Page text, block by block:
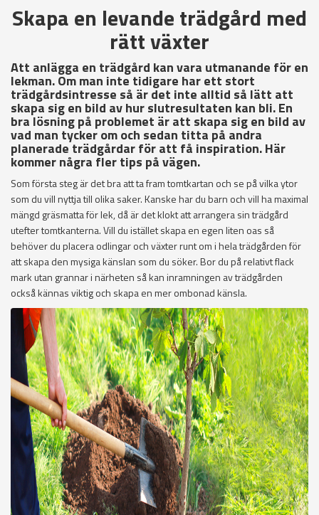
Skapa en levande trädgård med
rätt växter
Att anlägga en trädgård kan vara utmanande för en
lekman. Om man inte tidigare har ett stort
trädgårdsintresse så är det inte alltid så lätt att
skapa sig en bild av hur slutresultaten kan bli. En
bra lösning på problemet är att skapa sig en bild av
vad man tycker om och sedan titta på andra
planerade trädgårdar för att få inspiration. Här
kommer några fler tips på vägen.
Som första steg är det bra att ta fram tomtkartan och se på vilka ytor
som du vill nyttja till olika saker. Kanske har du barn och vill ha maximal
mängd gräsmatta för lek, då är det klokt att arrangera sin trädgård
utefter tomtkanterna. Vill du istället skapa en egen liten oas så
behöver du placera odlingar och växter runt om i hela trädgården för
att skapa den mysiga känslan som du söker. Bor du på relativt flack
mark utan grannar i närheten så kan inramningen av trädgården
också kännas viktig och skapa en mer ombonad känsla.